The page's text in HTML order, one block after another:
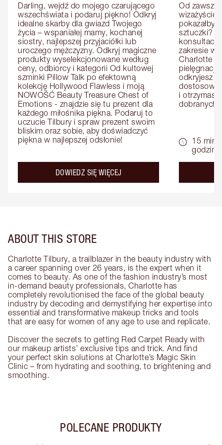
Darling, wejdź do mojego czarującego
wszechświata i podaruj piękno! Odkryj
idealne skarby dla gwiazd Twojego
życia – wspaniałej mamy, kochanej
siostry, najlepszej przyjaciółki lub
uroczego mężczyzny. Odkryj magiczne
produkty wyselekcjonowane według
ceny, odbiorcy i kategorii Od kultowej
szminki Pillow Talk po efektowną
kolekcję Hollywood Flawless i moją
NOWOŚĆ Beauty Treasure Chest of
Emotions - znajdzie się tu prezent dla
każdego miłośnika piękna. Podaruj to
uczucie Tilbury i spraw prezent swoim
bliskim oraz sobie, aby doświadczyć
piękna w najlepszej odsłonie!
DOWIEDZ SIĘ WIĘCEJ
Od zawsze
wizażyście
pokazałby
sztuczki?
zakresie
Charlotte
pielęgnacji
odkryjesz
i otrzymasz
dobranych
15
godziny
ABOUT THIS STORE
Charlotte Tilbury, a trailblazer in the beauty industry with
a career spanning over 26 years, is the expert when it
comes to beauty. As one of the fashion industry’s most
in-demand beauty professionals, Charlotte has
completely revolutionised the face of the global beauty
industry by decoding and demystifying her expertise into
essential and transformative makeup tricks and tools
that are easy for women of any age to use and replicate.
Discover the secrets to getting Red Carpet Ready with
our makeup artists’ exclusive tips and trick. And find
your perfect skin solutions at Charlotte’s Magic Skin
Clinic – from hydrating and soothing, to brightening and
smoothing.
POLECANE PRODUKTY